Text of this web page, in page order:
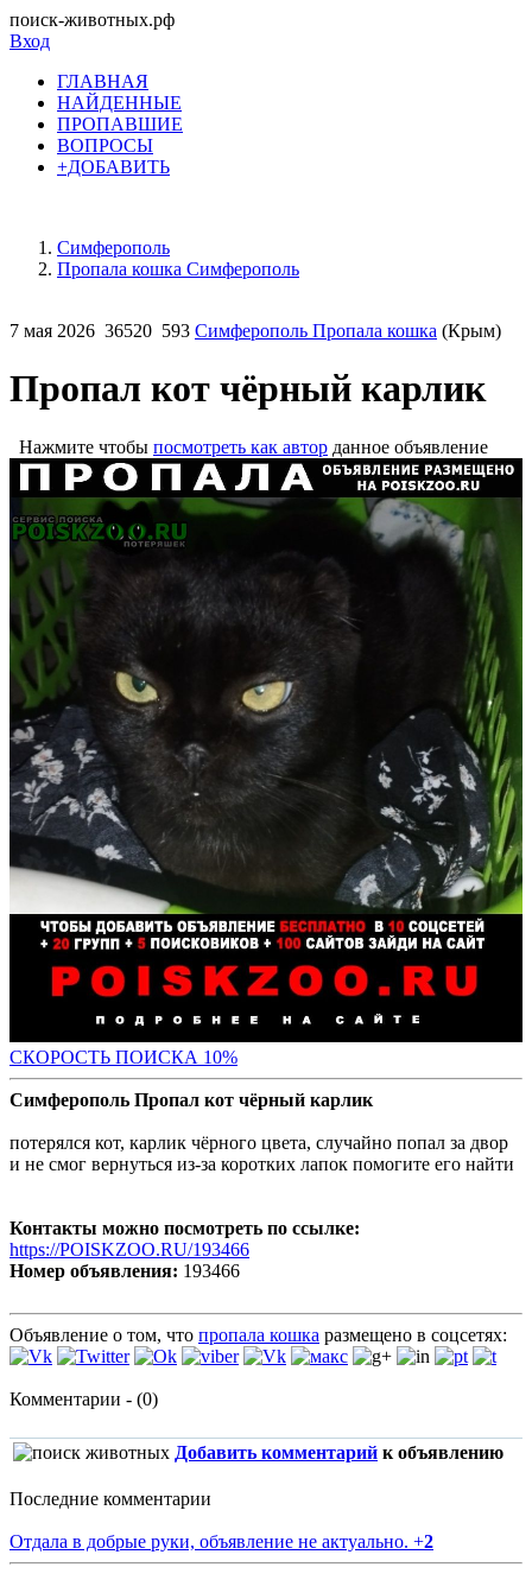
поиск-животных.рф
Вход
ГЛАВНАЯ
НАЙДЕННЫЕ
ПРОПАВШИЕ
ВОПРОСЫ
+ДОБАВИТЬ
Симферополь
Пропала кошка Симферополь
7 мая 2026 36520 593 Симферополь Пропала кошка (Крым)
Пропал кот чёрный карлик
Нажмите чтобы посмотреть как автор данное объявление
СКОРОСТЬ ПОИСКА 10%
Симферополь Пропал кот чёрный карлик
потерялся кот, карлик чёрного цвета, случайно попал за двор
и не смог вернуться из-за коротких лапок помогите его найти
Контакты можно посмотреть по ссылке:
https://POISKZOO.RU/193466
Номер объявления: 193466
Объявление о том, что пропала кошка размещено в соцсетях:
Комментарии - (0)
Добавить комментарий к объявлению
Последние комментарии
Отдала в добрые руки, объявление не актуально. +2